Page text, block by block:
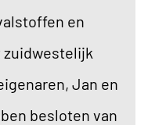
en
zuidwestelijk
Jan en
besloten van